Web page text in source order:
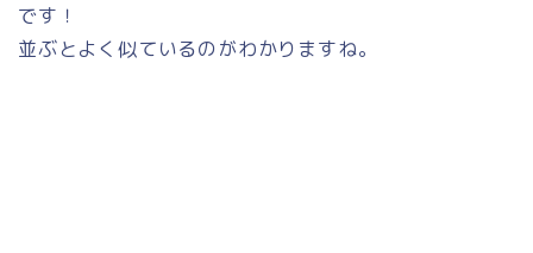
です！
並ぶとよく似ているのがわかりますね。